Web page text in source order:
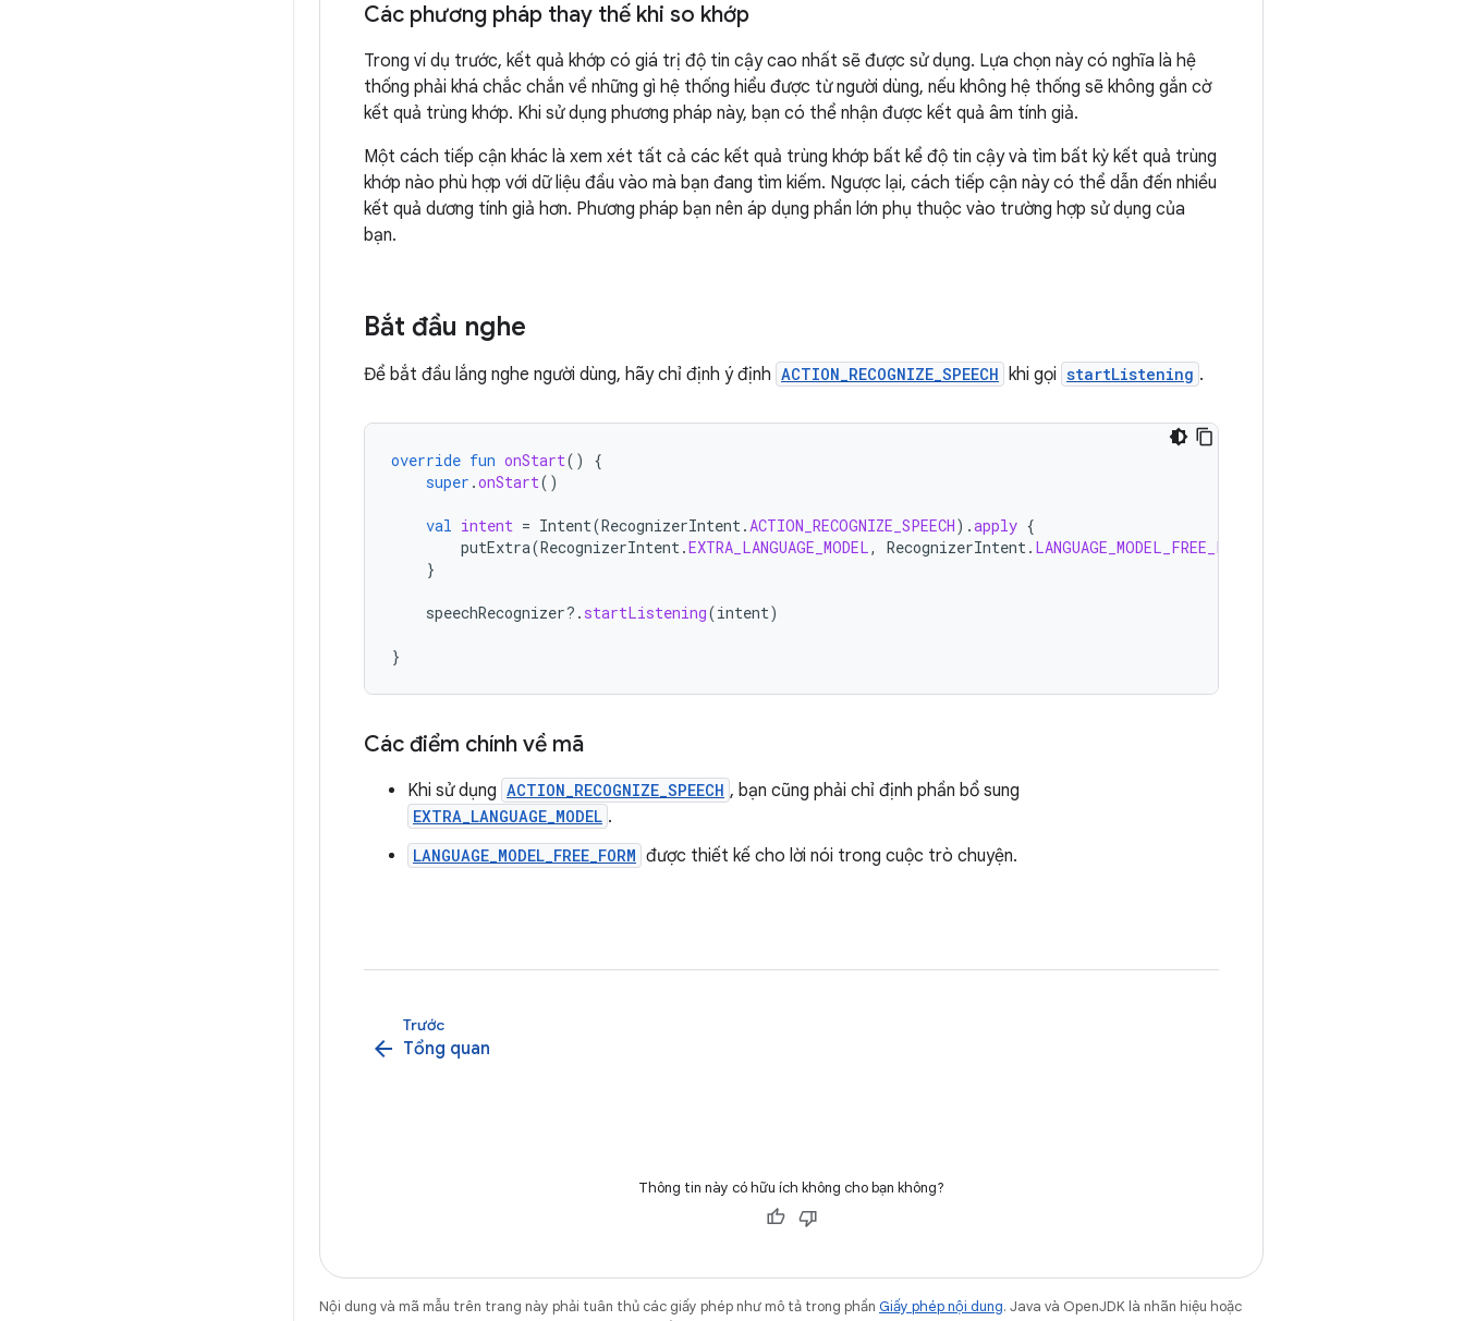
Các phương pháp thay thế khi so khớp
Trong ví dụ trước, kết quả khớp có giá trị độ tin cậy cao nhất sẽ được sử dụng. Lựa chọn này có nghĩa là hệ
thống phải khá chắc chắn về những gì hệ thống hiểu được từ người dùng, nếu không hệ thống sẽ không gắn cờ
kết quả trùng khớp. Khi sử dụng phương pháp này, bạn có thể nhận được kết quả âm tính giả.
Một cách tiếp cận khác là xem xét tất cả các kết quả trùng khớp bất kể độ tin cậy và tìm bất kỳ kết quả trùng
khớp nào phù hợp với dữ liệu đầu vào mà bạn đang tìm kiếm. Ngược lại, cách tiếp cận này có thể dẫn đến nhiều
kết quả dương tính giả hơn. Phương pháp bạn nên áp dụng phần lớn phụ thuộc vào trường hợp sử dụng của
bạn.
Bắt đầu nghe
Để bắt đầu lắng nghe người dùng, hãy chỉ định ý định ACTION_RECOGNIZE_SPEECH khi gọi startListening .
override fun onStart()
{
super .onStart()
val intent = Intent(RecognizerIntent.ACTION_RECOGNIZE_SPEECH).apply {
putExtra(RecognizerIntent.EXTRA_LANGUAGE_MODEL, RecognizerIntent. LANGUAGE_MODEL_FREE_FORM
}
speechRecognizer?. startListening(intent)
}
Các điểm chính về mã
Khi sử dụng ACTION_RECOGNIZE_SPEECH , bạn cũng phải chỉ định phần bổ sung
EXTRA_LANGUAGE_MODEL .
LANGUAGE_MODEL_FREE_FORM được thiết kế cho lời nói trong cuộc trò chuyện.
Trước
arrow_back Tổng quan
Thông tin này có hữu ích không cho bạn không?
Nội dung và mã mẫu trên trang này phải tuân thủ các giấy phép như mô tả trong phần Giấy phép nội dung. Java và OpenJDK là nhãn hiệu hoặc